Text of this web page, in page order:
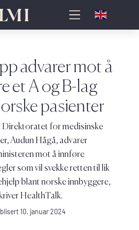
advarer mot å
et A og B-lag
pasienter
for medisinske
Audun Hågå, advarer
mot å innføre
som vil svekke retten til lik
blant norske innbyggere,
HealthTalk.
10. januar 2024